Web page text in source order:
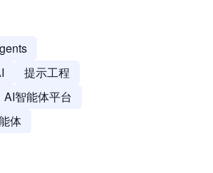
提示工程
AI智能体平台
体